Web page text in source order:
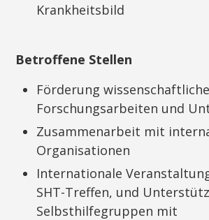
Krankheitsbild
Betroffene Stellen
Förderung
Forschungsarbeiten und
Zusammenarbeit mit
Organisationen
Internationale
SHT-Treffen, und
Selbsthilfegruppen mit